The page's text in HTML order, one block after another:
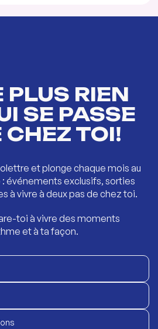
PLUS RIEN
SE PASSE
CHEZ TOI!
et plonge chaque mois au
événements exclusifs, sorties
à vivre à deux pas de chez toi.
toi à vivre des moments
et à ta façon.